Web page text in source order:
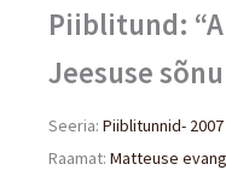
Piiblitund:
Jeesuse
Seeria:Piiblitunnid- 2007
Raamat:Matteuse